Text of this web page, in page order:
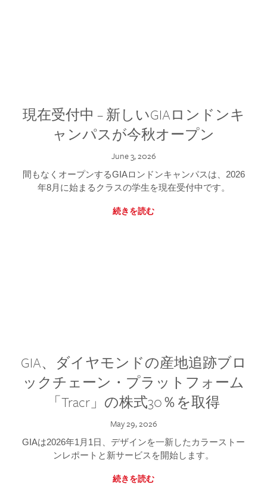
現在受付中 – 新しいGIAロンドンキ
ャンパスが今秋オープン
June 3, 2026
間もなくオープンするGIAロンドンキャンパスは、2026
年8月に始まるクラスの学生を現在受付中です。
続きを読む
GIA、ダイヤモンドの産地追跡ブロ
ックチェーン・プラットフォーム
「Tracr」の株式30％を取得
May 29, 2026
GIAは2026年1月1日、デザインを一新したカラーストー
ンレポートと新サービスを開始します。
続きを読む